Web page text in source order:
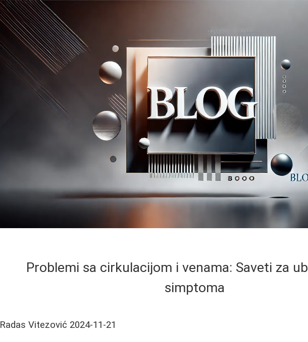
Problemi sa cirkulacijom i venama: Saveti za
simptoma
Radas Vitezović 2024-11-21